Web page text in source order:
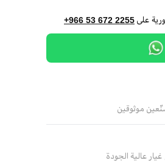
على +966 53 672 2255
موثوقين
عالية الجودة